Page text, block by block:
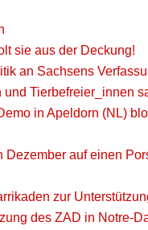
sie aus der Deckung!
an Sachsens
Tierbefreier_innen
in Apeldorn (NL)
Dezember auf einen
zur
des ZAD in Notre-